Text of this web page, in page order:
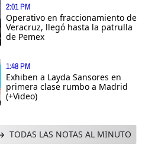
2:01 PM
Operativo en fraccionamiento de
Veracruz, llegó hasta la patrulla
de Pemex
1:48 PM
Exhiben a Layda Sansores en
primera clase rumbo a Madrid
(+Video)
TODAS LAS NOTAS AL MINUTO